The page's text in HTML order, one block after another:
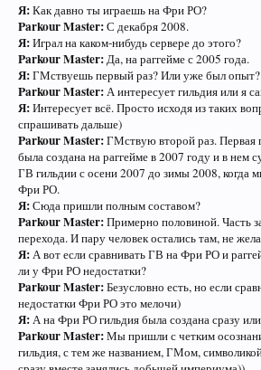
Я:Как давно ты играешь на Фри РО?
Parkour Master:С декабря 2008.
Я:Играл на каком-нибудь сервере до этого?
Parkour Master:Да, на раггейме с 2005 года.
Я:ГМствуешь первый раз? Или уже был опыт?
Parkour Master:А интересует гильдия или я
Я:Интересует всё. Просто исходя из таких
спрашивать дальше)
Parkour Master:ГМствую второй раз. Первая
была создана на раггейме в 2007 году и в нем
ГВ гильдии с осени 2007 до зимы 2008, когда
Фри РО.
Я:Сюда пришли полным составом?
Parkour Master:Примерно половиной. Часть
перехода. И пару человек остались там, не
Я:А вот если сравнивать ГВ на Фри РО и
ли у Фри РО недостатки?
Parkour Master:Безусловно есть, но если
недостатки Фри РО это мелочи)
Я:А на Фри РО гильдия была создана сразу
Parkour Master:Мы пришли с четким
гильдия, с тем же названием, ГМом,